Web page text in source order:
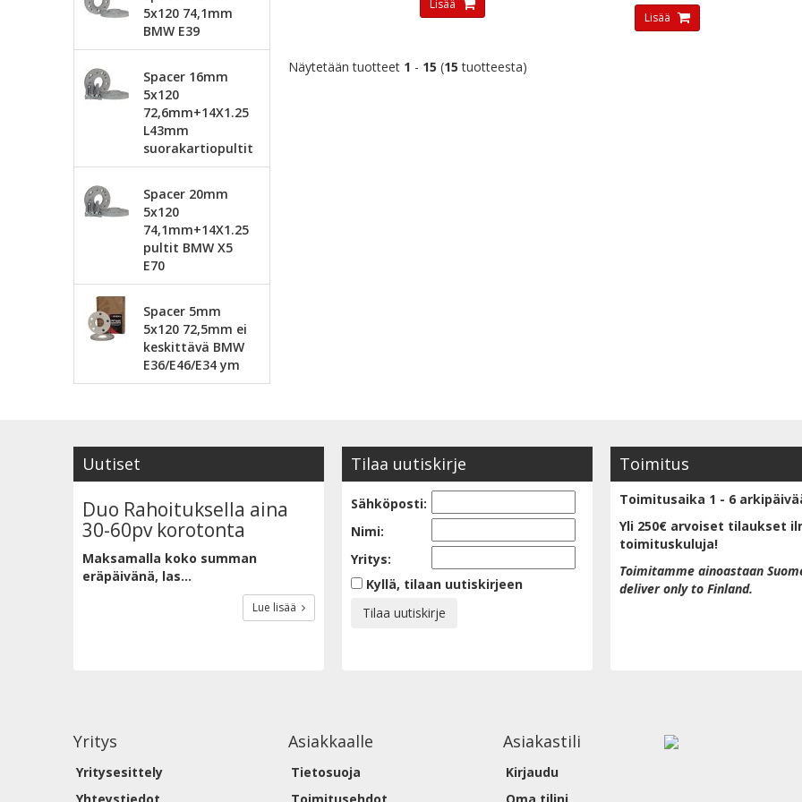
5x120 74,1mm
BMW E39
Spacer 16mm
5x120
72,6mm+14X1.25
L43mm
suorakartiopultit
Spacer 20mm
5x120
74,1mm+14X1.25
pultit BMW X5
E70
Spacer 5mm
5x120 72,5mm ei
keskittävä BMW
E36/E46/E34 ym
Lisää
Lisää
Näytetään tuotteet 1 - 15 (15 tuotteesta)
Uutiset
Duo Rahoituksella aina
30-60pv korotonta
Maksamalla koko summan
eräpäivänä, las...
Lue lisää
Tilaa uutiskirje
Sähköposti:
Nimi:
Yritys:
Kyllä, tilaan uutiskirjeen
Toimitus
Toimitusaika 1 - 6
Yli 250€ arvoiset tilaukset
toimituskuluja!
Toimitamme ainoastaan
deliver only to Finland.
Yritys
Yritysesittely
Asiakkaalle
Tietosuoja
Asiakastili
Kirjaudu